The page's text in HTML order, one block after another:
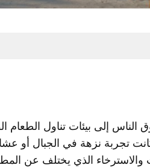
إلى بيئات تناول الطعام
تجربة نزهة في الجبال
والاسترخاء الذي يختلف عن